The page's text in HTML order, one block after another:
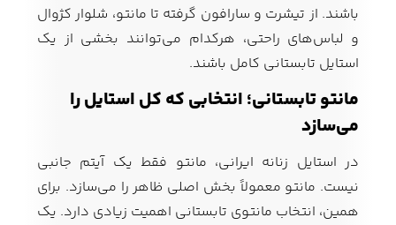
باشند. از تیشرت و سارافون گرفته تا مانتو، شلوار کژوال
و لباس‌های راحتی، هرکدام می‌توانند بخشی از یک
استایل تابستانی کامل باشند.
مانتو تابستانی؛ انتخابی که کل استایل را
می‌سازد
در استایل زنانه ایرانی، مانتو فقط یک آیتم جانبی
نیست. مانتو معمولاً بخش اصلی ظاهر را می‌سازد. برای
همین، انتخاب مانتوی تابستانی اهمیت زیادی دارد. یک